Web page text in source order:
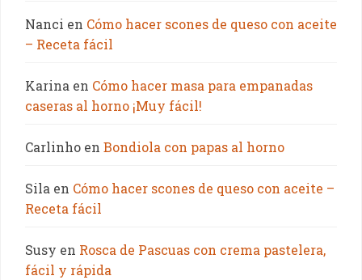
Nanci en Cómo hacer scones de queso con aceite
– Receta fácil
Karina en Cómo hacer masa para empanadas
caseras al horno ¡Muy fácil!
Carlinho en Bondiola con papas al horno
Sila en Cómo hacer scones de queso con aceite –
Receta fácil
Susy en Rosca de Pascuas con crema pastelera,
fácil y rápida